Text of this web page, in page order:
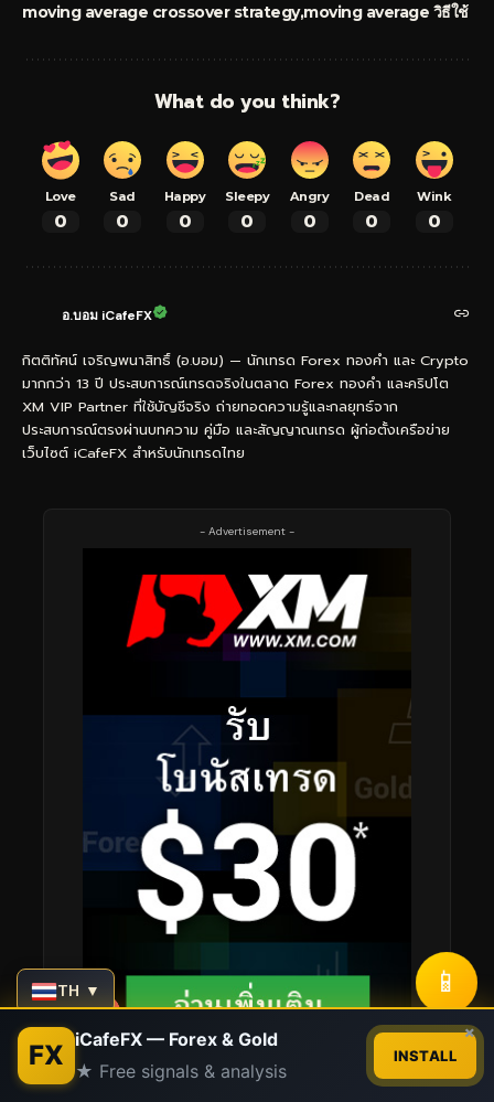
moving average crossover strategymoving average วิธีใช้
What do you think?
Love
0
Sad
0
Happy
0
Sleepy
0
Angry
0
Dead
0
Wink
0
อ.บอม iCafeFX
กิตติทัศน์ เจริญพนาสิทธิ์ (อ.บอม) — นักเทรด Forex ทองคำ และ Crypto
มากกว่า 13 ปี ประสบการณ์เทรดจริงในตลาด Forex ทองคำ และคริปโต
XM VIP Partner ที่ใช้บัญชีจริง ถ่ายทอดความรู้และกลยุทธ์จาก
ประสบการณ์ตรงผ่านบทความ คู่มือ และสัญญาณเทรด ผู้ก่อตั้งเครือข่าย
เว็บไซต์ iCafeFX สำหรับนักเทรดไทย
- Advertisement -
TH ▼ 📱
FX iCafeFX — Forex & Gold
★ Free signals & analysis
INSTALL
×
Contact us
Open